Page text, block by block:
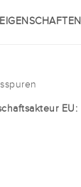
EIGENSCHAFTEN
EU: